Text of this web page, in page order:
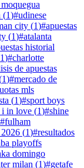
(1)#udinese
city (1)#apuestas
(1)#atalanta
historial
1)#charlotte
de apuestas
1)#mercado de
mls
(1)#sport boys
i in love (1)#shine
#fulham
2026 (1)#resultados
playoffs
domingo
milan (1)#getafe